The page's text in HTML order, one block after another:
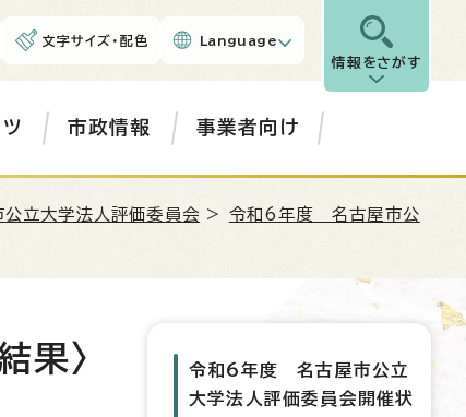
文字サイズ・配色 Language
情報をさがす
市政情報 事業者向け
公立大学法人評価委員会 > 令和6年度 名古屋市公
果〉
令和6年度 名古屋市公立
大学法人評価委員会開催状